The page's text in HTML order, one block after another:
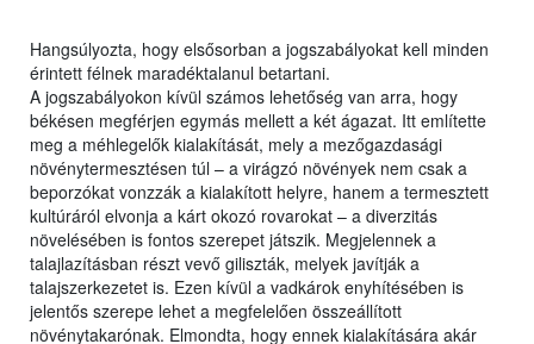
Hangsúlyozta, hogy elsősorban a jogszabályokat kell minden
érintett félnek maradéktalanul betartani.
A jogszabályokon kívül számos lehetőség van arra, hogy
békésen megférjen egymás mellett a két ágazat. Itt említette
meg a méhlegelők kialakítását, mely a mezőgazdasági
növénytermesztésen túl – a virágzó növények nem csak a
beporzókat vonzzák a kialakított helyre, hanem a termesztett
kultúráról elvonja a kárt okozó rovarokat – a diverzitás
növelésében is fontos szerepet játszik. Megjelennek a
talajlazításban részt vevő giliszták, melyek javítják a
talajszerkezetet is. Ezen kívül a vadkárok enyhítésében is
jelentős szerepe lehet a megfelelően összeállított
növénytakarónak. Elmondta, hogy ennek kialakítására akár